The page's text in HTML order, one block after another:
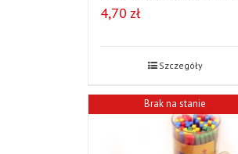
4,70 zł
Szczegóły
Brak na stanie